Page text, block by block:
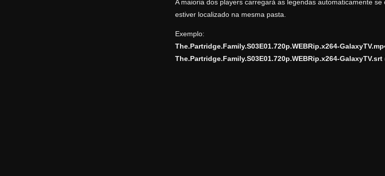
A maioria dos players carregará as legendas automaticamente se
estiver localizado na mesma pasta.
Exemplo:
The.Partridge.Family.S03E01.720p.WEBRip.x264-
The.Partridge.Family.S03E01.720p.WEBRip.x264-GalaxyTV.srt